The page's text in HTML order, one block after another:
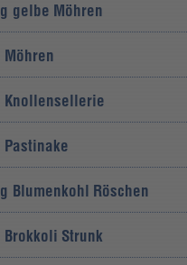
g gelbe Möhren
Möhren
Knollensellerie
Pastinake
g Blumenkohl Röschen
Brokkoli Strunk